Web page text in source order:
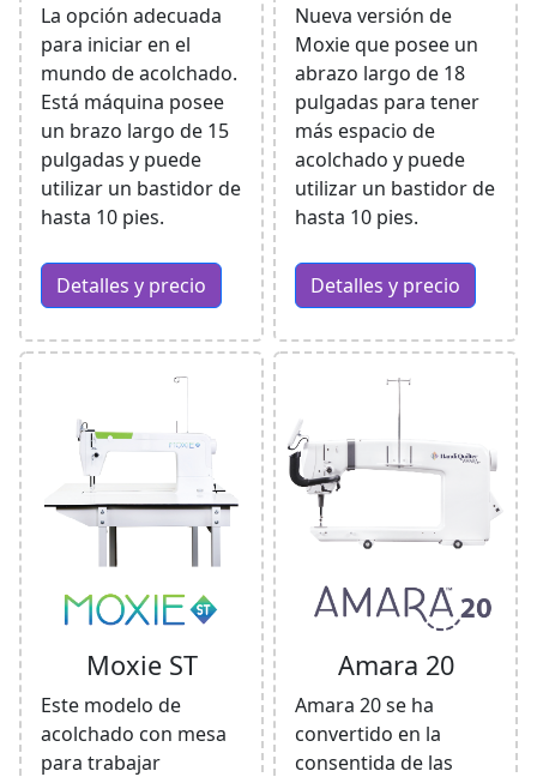
La opción adecuada
para iniciar en el
mundo de acolchado.
Está máquina posee
un brazo largo de 15
pulgadas y puede
utilizar un bastidor de
hasta 10 pies.
Detalles y precio
Nueva versión de
Moxie que posee un
abrazo largo de 18
pulgadas para tener
más espacio de
acolchado y puede
utilizar un bastidor de
hasta 10 pies.
Detalles y precio
Moxie ST
Este modelo de
acolchado con mesa
para trabajar
Amara 20
Amara 20 se ha
convertido en la
consentida de las